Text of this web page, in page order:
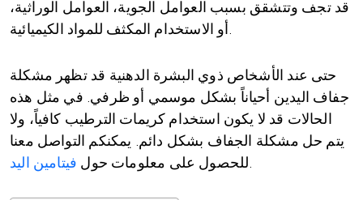
قد تجف وتتشقق بسبب العوامل الجوية، العوامل الوراثية،
حتى عند الأشخاص ذوي البشرة الدهنية قد تظهر مشكلة
جفاف اليدين أحياناً بشكل موسمي أو ظرفي. في مثل هذه
الحالات قد لا يكون استخدام كريمات الترطيب كافياً، ولا
يتم حل مشكلة الجفاف بشكل دائم. يمكنكم التواصل معنا
للحصول على معلومات حول فيتامين اليد